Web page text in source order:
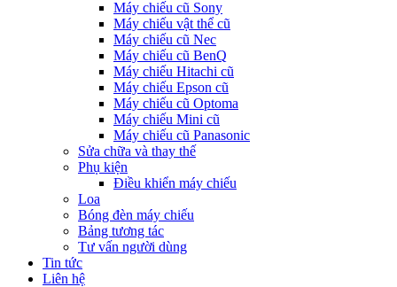
Máy chiếu cũ Sony
Máy chiếu vật thể cũ
Máy chiếu cũ Nec
Máy chiếu cũ BenQ
Máy chiếu Hitachi cũ
Máy chiếu Epson cũ
Máy chiếu cũ Optoma
Máy chiếu Mini cũ
Máy chiếu cũ Panasonic
Sửa chữa và thay thế
Phụ kiện
Điều khiển máy chiếu
Loa
Bóng đèn máy chiếu
Bảng tương tác
Tư vấn người dùng
Tin tức
Liên hệ